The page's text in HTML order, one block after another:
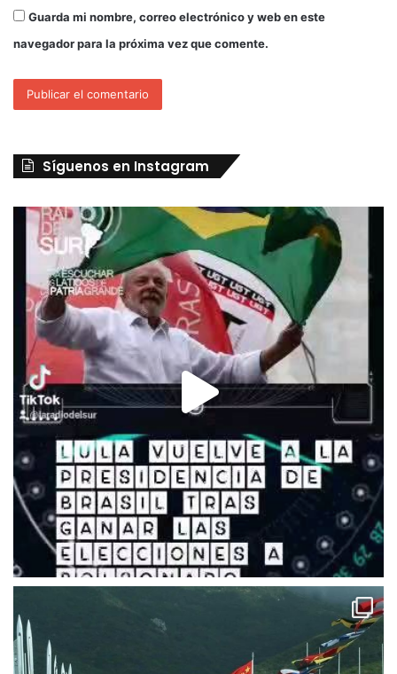
Guarda mi nombre, correo electrónico y web en este
navegador para la próxima vez que comente.
Síguenos en Instagram